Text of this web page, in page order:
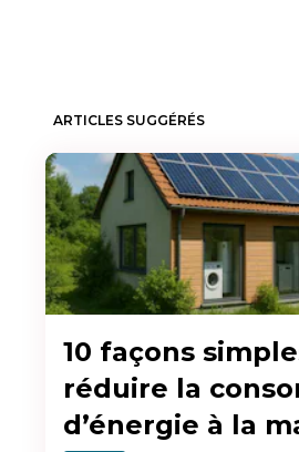
ARTICLES SUGGÉRÉS
10 façons
réduire la
d’énergie à la